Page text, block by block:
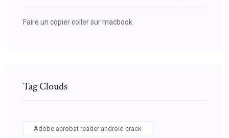
Faire un copier coller sur macbook
Tag Clouds
Adobe acrobat reader android crack